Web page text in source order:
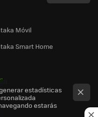
Móvil
Smart Home
estadísticas
estarás